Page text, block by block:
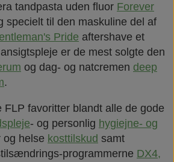
tandpasta uden fluor Forever
specielt til den maskuline del af
Pride aftershave et
er de mest solgte den
og dag- og natcremen deep
.
FLP favoritter blandt alle de gode
- og personlig hygiejne- og
og helse kosttilskud samt
programmerne DX4,